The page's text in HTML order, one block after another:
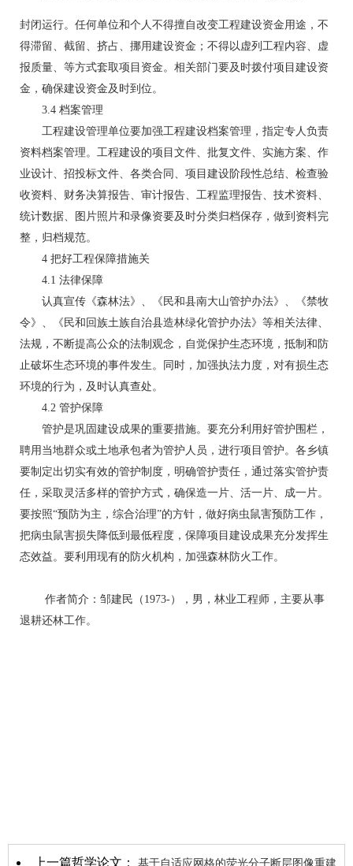
封闭运行。任何单位和个人不得擅自改变工程建设资金用途，不
得滞留、截留、挤占、挪用建设资金；不得以虚列工程内容、虚
报质量、等方式套取项目资金。相关部门要及时拨付项目建设资
金，确保建设资金及时到位。
3.4 档案管理
工程建设管理单位要加强工程建设档案管理，指定专人负责
资料档案管理。工程建设的项目文件、批复文件、实施方案、作
业设计、招投标文件、各类合同、项目建设阶段性总结、检查验
收资料、财务决算报告、审计报告、工程监理报告、技术资料、
统计数据、图片照片和录像资要及时分类归档保存，做到资料完
整，归档规范。
4 把好工程保障措施关
4.1 法律保障
认真宣传《森林法》、《民和县南大山管护办法》、《禁牧
令》、《民和回族土族自治县造林绿化管护办法》等相关法律、
法规，不断提高公众的法制观念，自觉保护生态环境，抵制和防
止破坏生态环境的事件发生。同时，加强执法力度，对有损生态
环境的行为，及时认真查处。
4.2 管护保障
管护是巩固建设成果的重要措施。要充分利用好管护围栏，
聘用当地群众或土地承包者为管护人员，进行项目管护。各乡镇
要制定出切实有效的管护制度，明确管护责任，通过落实管护责
任，采取灵活多样的管护方式，确保造一片、活一片、成一片。
要按照“预防为主，综合治理”的方针，做好病虫鼠害预防工作，
把病虫鼠害损失降低到最低程度，保障项目建设成果充分发挥生
态效益。要利用现有的防火机构，加强森林防火工作。
作者简介：邹建民（1973-），男，林业工程师，主要从事
退耕还林工作。
上一篇哲学论文： 基于自适应网格的荧光分子断层图像重建